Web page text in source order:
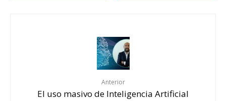
Anterior
El uso masivo de Inteligencia Artificial